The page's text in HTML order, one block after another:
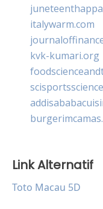
italywarm.com
kvk-kumari.org
Link Alternatif
Toto Macau 5D